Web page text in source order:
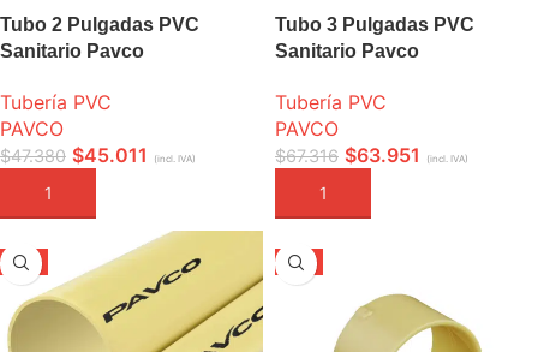
Tubo 2 Pulgadas PVC
Sanitario Pavco
Tubería PVC
PAVCO
$47.380 $45.011 (incl. IVA)
AÑADIR A LA CESTA
Tubo 3 Pulgadas PVC
Sanitario Pavco
Tubería PVC
PAVCO
$67.316 $63.951 (incl. IVA)
AÑADIR A LA CESTA
-5% -5%